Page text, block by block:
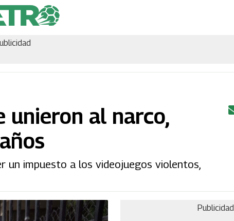
unieron al narco,
un impuesto a los videojuegos violentos,
Publicidad